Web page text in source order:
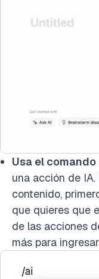
Usa el
una acción de
contenido,
que quieres que
de las acciones
más para